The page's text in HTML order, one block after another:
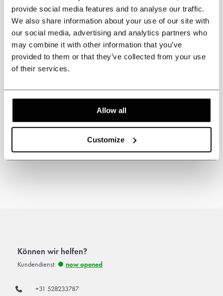
provide social media features and to analyse our traffic.
We also share information about your use of our site with
our social media, advertising and analytics partners who
may combine it with other information that you’ve
provided to them or that they’ve collected from your use
of their services.
Allow all
Customize
Spezifikationen
3-teiliger Tweed-Anzug Grau Blau Prince of Wales.
Tweed-Muster: Gestreifter Tweed
Die Anzüge aus der Shelby Brothers Kollektion sind in verschiedenen
authentischen Farben und Mustern erhältlich.
Können wir helfen?
Kundendienst: now opened
+31 528233787